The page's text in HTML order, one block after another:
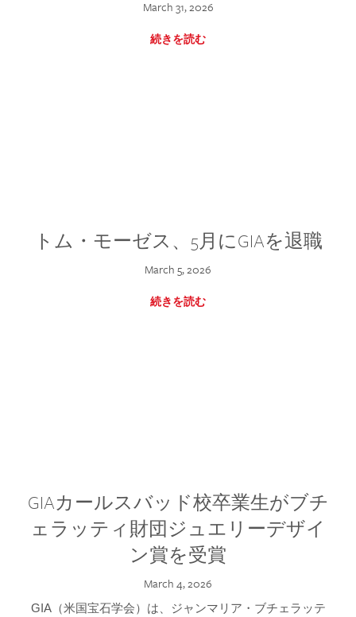
March 31, 2026
続きを読む
トム・モーゼス、5月にGIAを退職
March 5, 2026
続きを読む
GIAカールスバッド校卒業生がブチ
ェラッティ財団ジュエリーデザイ
ン賞を受賞
March 4, 2026
GIA（米国宝石学会）は、ジャンマリア・ブチェラッテ